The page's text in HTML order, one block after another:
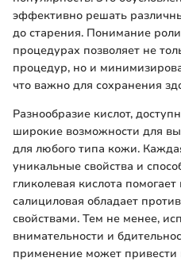
эффективно решать
до старения. Понимание
процедурах позволяет не
процедур, но и
что важно для сохранения
Разнообразие кислот,
широкие возможности для
для любого типа кожи.
уникальные свойства и
гликолевая кислота
салициловая обладает
свойствами. Тем не менее,
внимательности и
применение может привести